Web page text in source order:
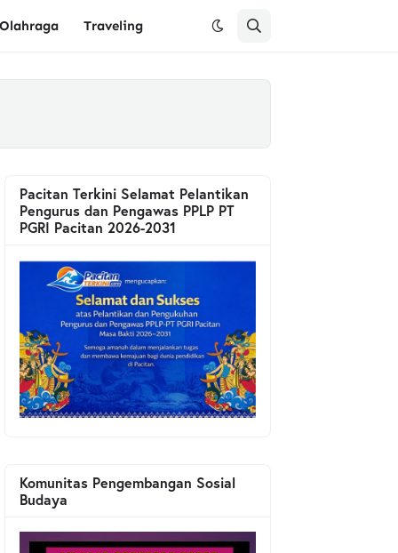
Olahraga Traveling
Pacitan Terkini Selamat Pelantikan
Pengurus dan Pengawas PPLP PT
PGRI Pacitan 2026-2031
Komunitas Pengembangan Sosial
Budaya